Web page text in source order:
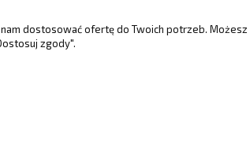
KONTO GWARANCJA I
dostosować ofertę do Twoich potrzeb.
zgody".